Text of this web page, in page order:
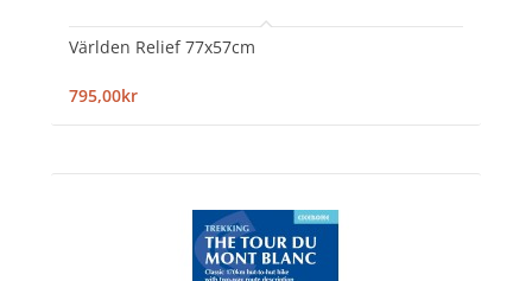
Världen Relief 77x57cm
795,00kr